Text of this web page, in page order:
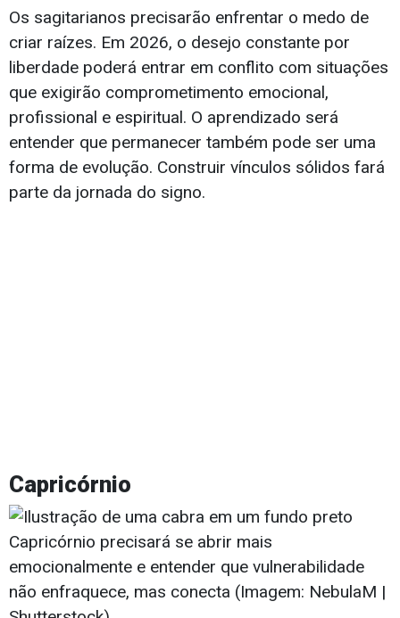
Os sagitarianos precisarão enfrentar o medo de
criar raízes. Em 2026, o desejo constante por
liberdade poderá entrar em conflito com situações
que exigirão comprometimento emocional,
profissional e espiritual. O aprendizado será
entender que permanecer também pode ser uma
forma de evolução. Construir vínculos sólidos fará
parte da jornada do signo.
Capricórnio
Capricórnio precisará se abrir mais
emocionalmente e entender que vulnerabilidade
não enfraquece, mas conecta (Imagem: NebulaM |